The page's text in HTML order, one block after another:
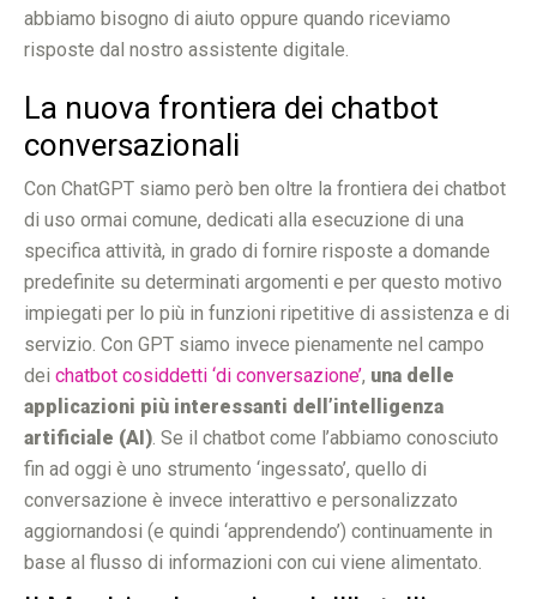
abbiamo bisogno di aiuto oppure quando riceviamo
risposte dal nostro assistente digitale.
La nuova frontiera dei chatbot
conversazionali
Con ChatGPT siamo però ben oltre la frontiera dei chatbot
di uso ormai comune, dedicati alla esecuzione di una
specifica attività, in grado di fornire risposte a domande
predefinite su determinati argomenti e per questo motivo
impiegati per lo più in funzioni ripetitive di assistenza e di
servizio. Con GPT siamo invece pienamente nel campo
dei chatbot cosiddetti ‘di conversazione’, una delle
applicazioni più interessanti dell’intelligenza
artificiale (AI). Se il chatbot come l’abbiamo conosciuto
fin ad oggi è uno strumento ‘ingessato’, quello di
conversazione è invece interattivo e personalizzato
aggiornandosi (e quindi ‘apprendendo’) continuamente in
base al flusso di informazioni con cui viene alimentato.